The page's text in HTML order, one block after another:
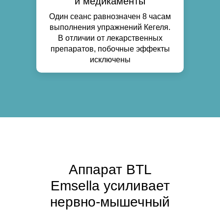
Один сеанс равнозначен 8 часам
выполнения упражнений Кегеля.
В отличии от лекарственных
препаратов, побочные эффекты
исключены
Аппарат BTL
Emsella усиливает
нервно-мышечный